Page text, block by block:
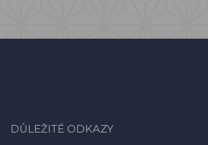
DŮLEŽITÉ ODKAZY